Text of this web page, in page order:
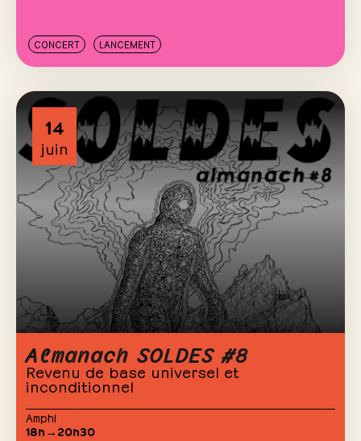
CONCERT LANCEMENT
14
juin
Almanach SOLDES #8
Revenu de base universel et
inconditionnel
Amphi
18h→20h30